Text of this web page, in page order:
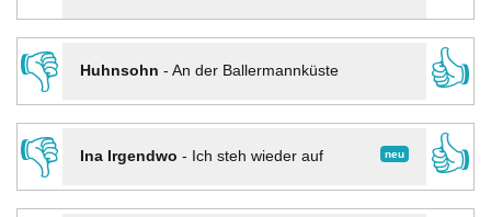
👎
Huhnsohn - An der Ballermannküste
👍
👎
neu
Ina Irgendwo - Ich steh wieder auf
👍